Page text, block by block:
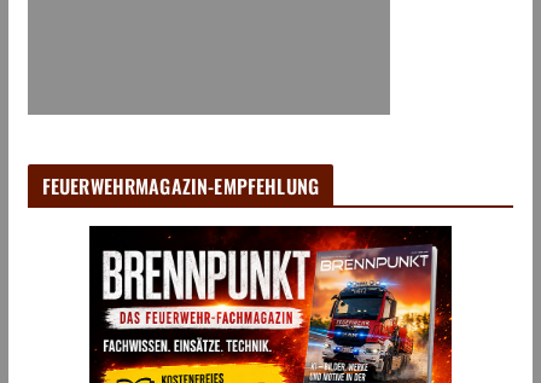
FEUERWEHRMAGAZIN-EMPFEHLUNG